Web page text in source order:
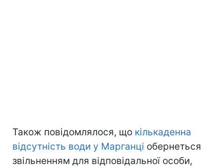
Також повідомлялося, що кількаденна
відсутність води у Марганці обернеться
звільненням для відповідальної особи,